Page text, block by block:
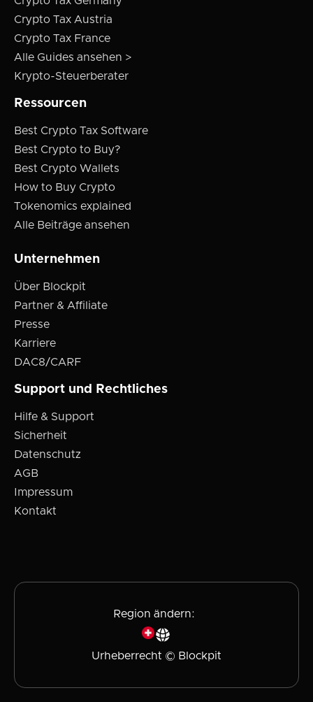
Crypto Tax Austria
Crypto Tax France
Alle Guides ansehen >
Krypto-Steuerberater
Ressourcen
Best Crypto Tax Software
Best Crypto to Buy?
Best Crypto Wallets
How to Buy Crypto
Tokenomics explained
Alle Beiträge ansehen
Unternehmen
Über Blockpit
Partner & Affiliate
Presse
Karriere
DAC8/CARF
Support und Rechtliches
Hilfe & Support
Sicherheit
Datenschutz
AGB
Impressum
Kontakt
Region ändern:
Urheberrecht © Blockpit